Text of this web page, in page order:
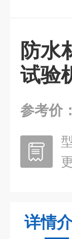
防水
试验
参考价：
详情